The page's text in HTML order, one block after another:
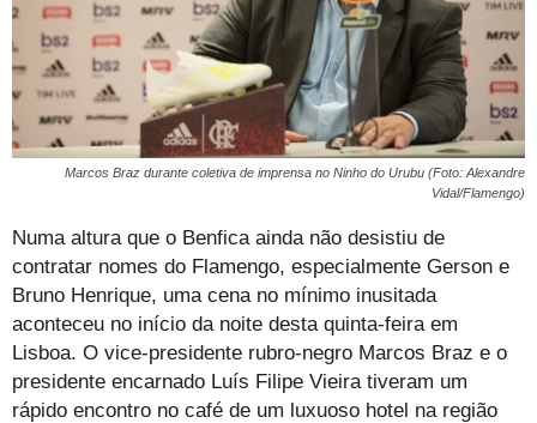
Marcos Braz durante coletiva de imprensa no Ninho do Urubu (Foto: Alexandre
Vidal/Flamengo)
Numa altura que o Benfica ainda não desistiu de
contratar nomes do Flamengo, especialmente Gerson e
Bruno Henrique, uma cena no mínimo inusitada
aconteceu no início da noite desta quinta-feira em
Lisboa. O vice-presidente rubro-negro Marcos Braz e o
presidente encarnado Luís Filipe Vieira tiveram um
rápido encontro no café de um luxuoso hotel na região